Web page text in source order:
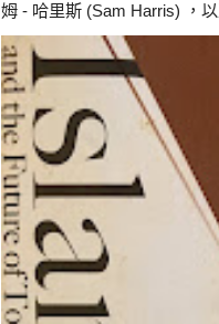
姆 - 哈里斯 (Sam Harris) ，